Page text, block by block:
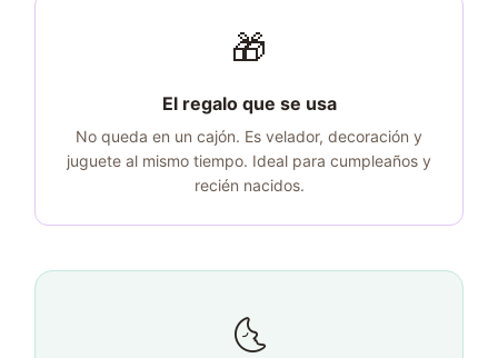
🎁
El regalo que se usa
No queda en un cajón. Es velador, decoración y
juguete al mismo tiempo. Ideal para cumpleaños y
recién nacidos.
🌜